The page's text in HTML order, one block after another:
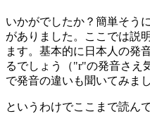
いかがでしたか？簡単そう
がありました。ここでは説
ます。基本的に日本人の発
るでしょう（"r"の発音さえ
で発音の違いも聞いてみまし
というわけでここまで読ん